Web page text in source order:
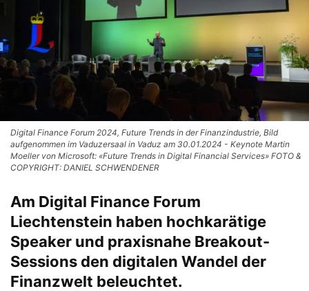
Digital Finance Forum 2024, Future Trends in der Finanzindustrie, Bild
aufgenommen im Vaduzersaal in Vaduz am 30.01.2024 - Keynote Martin
Moeller von Microsoft: «Future Trends in Digital Financial Services» FOTO &
COPYRIGHT: DANIEL SCHWENDENER
Am Digital Finance Forum
Liechtenstein haben hochkarätige
Speaker und praxisnahe Breakout-
Sessions den digitalen Wandel der
Finanzwelt beleuchtet.